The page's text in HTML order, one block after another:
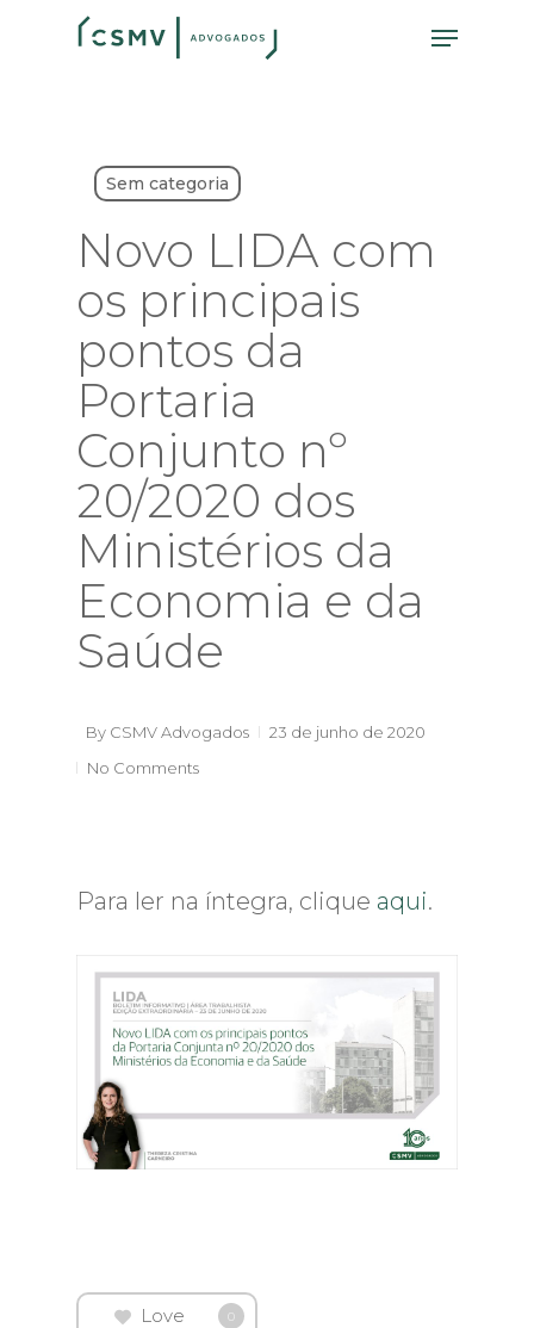
Menu
Sem categoria
Novo LIDA com
os principais
pontos da
Portaria
Conjunto nº
20/2020 dos
Ministérios da
Economia e da
Saúde
By CSMV Advogados
23 de junho de 2020
No Comments
Para ler na íntegra, clique aqui.
Love 0